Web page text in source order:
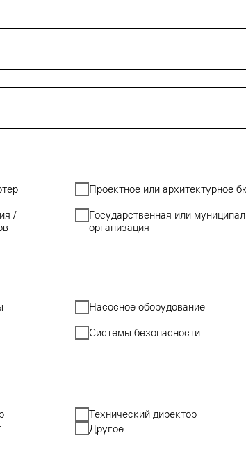
Проектное или архитектурное
/
Государственная или
организация
Насосное оборудование
Системы безопасности
Технический директор
Другое